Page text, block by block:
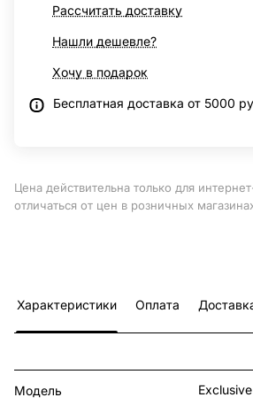
Рассчитать доставку
Нашли дешевле?
Хочу в подарок
Бесплатная доставка от 5000
Цена действительна только для
отличаться от цен в розничных
Характеристики Оплата
Модель Exclusive